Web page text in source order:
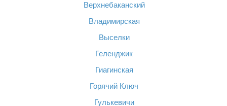
Верхнебаканский
Владимирская
Выселки
Геленджик
Гиагинская
Горячий Ключ
Гулькевичи